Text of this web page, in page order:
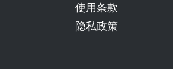
使用条款
隐私政策